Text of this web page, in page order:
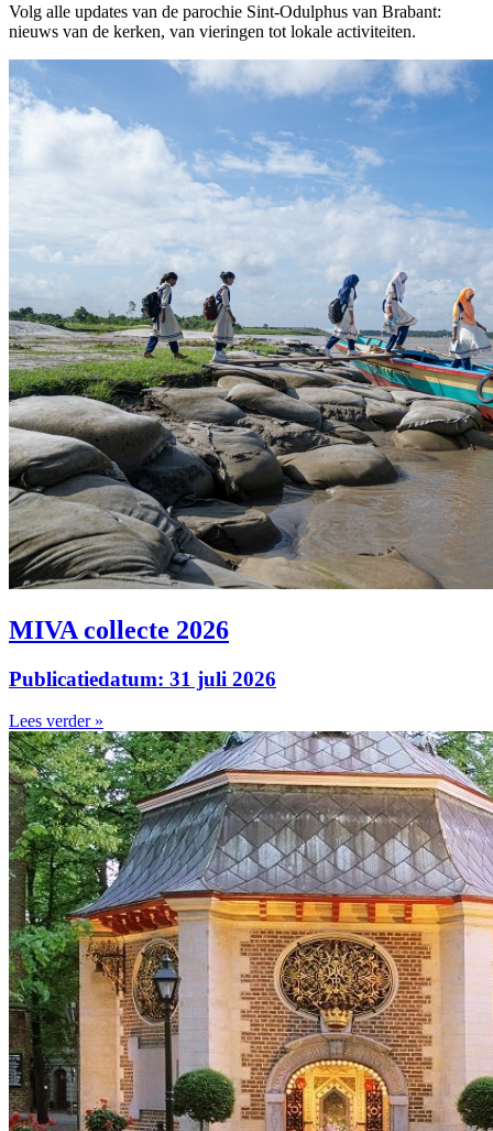
Volg alle updates van de parochie Sint-Odulphus van Brabant:
nieuws van de kerken, van vieringen tot lokale activiteiten.
MIVA collecte 2026
Publicatiedatum: 31 juli 2026
Lees verder »